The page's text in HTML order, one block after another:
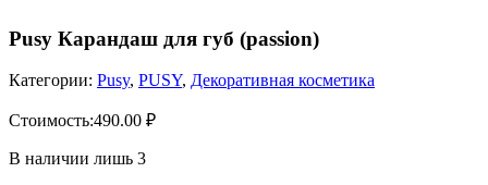
Pusy Карандаш для губ (passion)
Категории: Pusy, PUSY, Декоративная косметика
Стоимость:490.00 ₽
В наличии лишь 3